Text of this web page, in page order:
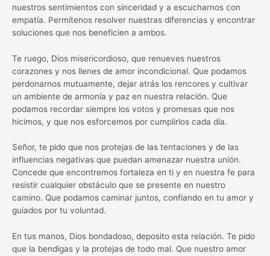
nuestros sentimientos con sinceridad y a escucharnos con
empatía. Permítenos resolver nuestras diferencias y encontrar
soluciones que nos beneficien a ambos.
Te ruego, Dios misericordioso, que renueves nuestros
corazones y nos llenes de amor incondicional. Que podamos
perdonarnos mutuamente, dejar atrás los rencores y cultivar
un ambiente de armonía y paz en nuestra relación. Que
podamos recordar siempre los votos y promesas que nos
hicimos, y que nos esforcemos por cumplirlos cada día.
Señor, te pido que nos protejas de las tentaciones y de las
influencias negativas que puedan amenazar nuestra unión.
Concede que encontremos fortaleza en ti y en nuestra fe para
resistir cualquier obstáculo que se presente en nuestro
camino. Que podamos caminar juntos, confiando en tu amor y
guiados por tu voluntad.
En tus manos, Dios bondadoso, deposito esta relación. Te pido
que la bendigas y la protejas de todo mal. Que nuestro amor